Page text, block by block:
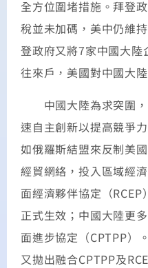
全方位圍堵措施。拜登
稅並未加碼，美中仍維
登政府又將7家中國大
往來戶，美國對中國大
中國大陸為求突圍，
速自主創新以提高競爭
如俄羅斯結盟來反制美
經貿網絡，投入區域經
面經濟夥伴協定（
正式生效；中國大陸更
面進步協定（CPTPP）
又拋出融合CPTPP及